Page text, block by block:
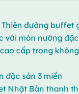
đường buffet
với món nướng
cấp trong
đặc sản 3 miền
Nhật Bản thanh